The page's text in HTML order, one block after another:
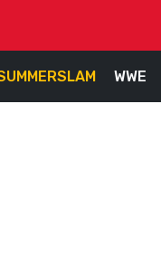
WWE